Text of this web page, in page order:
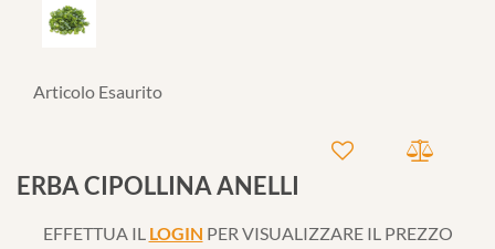
Articolo Esaurito
ERBA CIPOLLINA ANELLI
EFFETTUA IL LOGIN PER VISUALIZZARE IL PREZZO